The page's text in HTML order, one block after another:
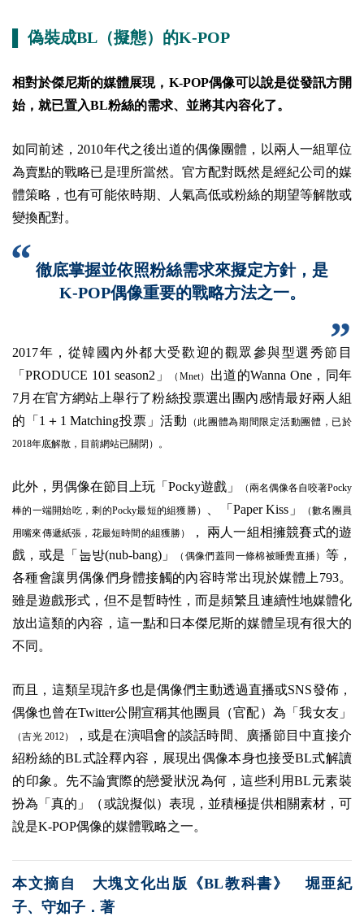
▌ 偽裝成BL（擬態）的K-POP
相對於傑尼斯的媒體展現，K-POP偶像可以說是從發訊方開
始，就已置入BL粉絲的需求、並將其內容化了。
如同前述，2010年代之後出道的偶像團體，以兩人一組單位
為賣點的戰略已是理所當然。官方配對既然是經紀公司的媒
體策略，也有可能依時期、人氣高低或粉絲的期望等解散或
變換配對。
徹底掌握並依照粉絲需求來擬定方針，是
K-POP偶像重要的戰略方法之一。
2017年，從韓國內外都大受歡迎的觀眾參與型選秀節目
「PRODUCE 101 season2」
（Mnet） 出道的Wanna One，同年
7月在官方網站上舉行了粉絲投票選出團內感情最好兩人組
的「1＋1 Matching投票」活動
（此團體為期間限定活動團體，已於
2018年底解散，目前網站已關閉）。
此外，男偶像在節目上玩「Pocky遊戲」
（兩名偶像各自咬著Pocky
棒的一端開始吃，剩的Pocky最短的組獲勝）
、「Paper Kiss」
（數名團員
用嘴來傳遞紙張，花最短時間的組獲勝）
， 兩人一組相擁競賽式的遊
戲，或是「눕방(nub-bang)」
（偶像們蓋同一條棉被睡覺直播） 等，
各種會讓男偶像們身體接觸的內容時常出現於媒體上793。
雖是遊戲形式，但不是暫時性，而是頻繁且連續性地媒體化
放出這類的內容，這一點和日本傑尼斯的媒體呈現有很大的
不同。
而且，這類呈現許多也是偶像們主動透過直播或SNS發佈，
偶像也曾在Twitter公開宣稱其他團員（官配）為「我女友」
（吉光 2012）
，或是在演唱會的談話時間、廣播節目中直接介
紹粉絲的BL式詮釋內容，展現出偶像本身也接受BL式解讀
的印象。先不論實際的戀愛狀況為何，這些利用BL元素裝
扮為「真的」（或說擬似）表現，並積極提供相關素材，可
說是K-POP偶像的媒體戰略之一。
本文摘自 大塊文化出版《BL教科書》 堀亜紀
子、守如子．著